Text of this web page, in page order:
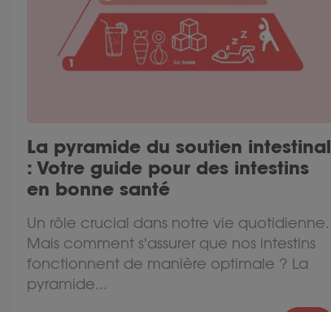
La pyramide du soutien intestinal
: Votre guide pour des intestins
en bonne santé
Un rôle crucial dans notre vie quotidienne.
Mais comment s'assurer que nos intestins
fonctionnent de manière optimale ? La
pyramide...